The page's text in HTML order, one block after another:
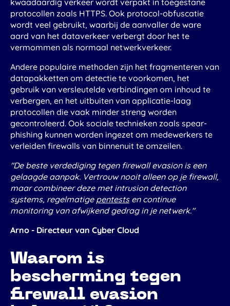
kwaadaardig verkeer wordt verpakt in toegestane
protocollen zoals HTTPS. Ook protocol-obfuscatie
wordt veel gebruikt, waarbij de aanvaller de ware
aard van het dataverkeer verbergt door het te
vermommen als normaal netwerkverkeer.
Andere populaire methoden zijn het fragmenteren van
datapakketten om detectie te voorkomen, het
gebruik van versleutelde verbindingen om inhoud te
verbergen, en het uitbuiten van applicatie-laag
protocollen die vaak minder streng worden
gecontroleerd. Ook sociale technieken zoals spear-
phishing kunnen worden ingezet om medewerkers te
verleiden firewalls van binnenuit te omzeilen.
"De beste verdediging tegen firewall evasion is een
gelaagde aanpak. Vertrouw nooit alleen op je firewall,
maar combineer deze met intrusion detection
systems, regelmatige pentestsen continue
monitoring van afwijkend gedrag in je netwerk."
Arno - Directeur van Cyber Cloud
Waarom is
bescherming tegen
firewall evasion